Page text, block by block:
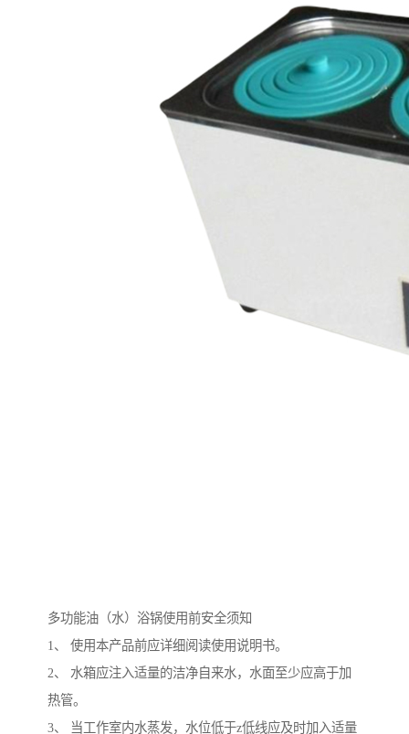
多功能油（水）浴锅使用前安全须知
1、 使用本产品前应详细阅读使用说明书。
2、 水箱应注入适量的洁净自来水，水面至少应高于加
热管。
3、 当工作室内水蒸发，水位低于z低线应及时加入适量